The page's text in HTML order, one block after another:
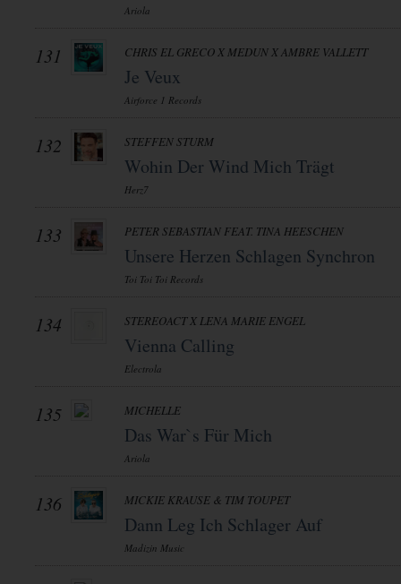
Ariola
131 CHRIS EL GRECO X MEDUN X AMBRE VALLETT
Je Veux
Airforce 1 Records
132 STEFFEN STURM
Wohin Der Wind Mich Trägt
Herz7
133 PETER SEBASTIAN FEAT. TINA HEESCHEN
Unsere Herzen Schlagen Synchron
Toi Toi Toi Records
134 STEREOACT X LENA MARIE ENGEL
Vienna Calling
Electrola
135 MICHELLE
Das War`s Für Mich
Ariola
136 MICKIE KRAUSE & TIM TOUPET
Dann Leg Ich Schlager Auf
Madizin Music